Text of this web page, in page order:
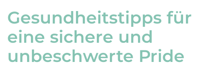
Gesundheitstipps für
eine sichere und
unbeschwerte Pride